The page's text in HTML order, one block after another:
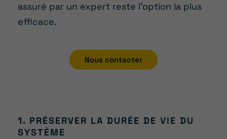
assuré par un expert reste l’option la plus
efficace.
Nous contacter
1. PRÉSERVER LA DURÉE DE VIE DU
SYSTÈME